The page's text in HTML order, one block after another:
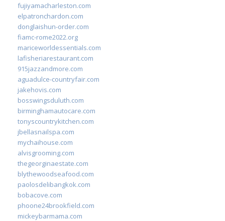
fujiyamacharleston.com
elpatronchardon.com
donglaishun-order.com
fiamc-rome2022.org
mariceworldessentials.com
lafisheriarestaurant.com
915jazzandmore.com
aguadulce-countryfair.com
jakehovis.com
bosswingsduluth.com
birminghamautocare.com
tonyscountrykitchen.com
jbellasnailspa.com
mychaihouse.com
alvisgrooming.com
thegeorginaestate.com
blythewoodseafood.com
paolosdelibangkok.com
bobacove.com
phoone24brookfield.com
mickeybarmama.com